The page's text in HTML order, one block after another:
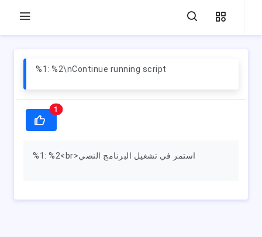
%1: %2\nContinue running script
1
%1: %2<br>استمر في تشغيل البرنامج النصي